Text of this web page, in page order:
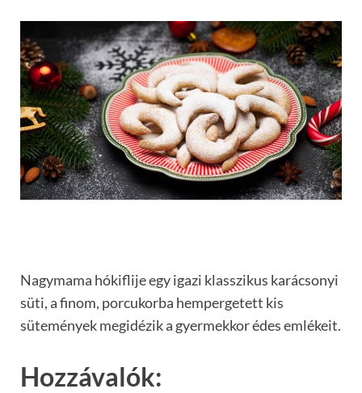
Nagymama hókiflije egy igazi klasszikus karácsonyi
süti, a finom, porcukorba hempergetett kis
sütemények megidézik a gyermekkor édes emlékeit.
Hozzávalók: